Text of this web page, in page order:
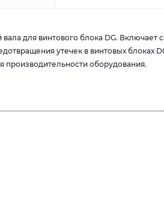
для винтового блока DG. Включает
утечек в винтовых блоках
оборудования.